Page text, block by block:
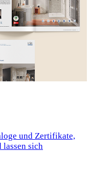
und Zertifikate,
lassen sich